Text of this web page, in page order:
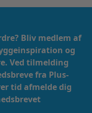
Bliv medlem af
og
Ved tilmelding
fra Plus-
tid afmelde dig